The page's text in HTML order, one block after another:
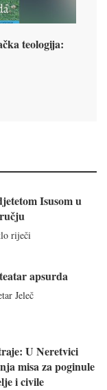
teologija:
Isusom u
riječi
apsurda
Jeleč
U Neretvici
misa za poginule
i civile